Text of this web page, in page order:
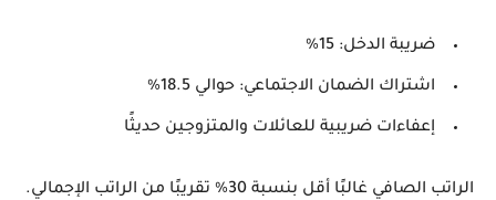
ضريبة الدخل: 15%
اشتراك الضمان الاجتماعي: حوالي 18.5%
إعفاءات ضريبية للعائلات والمتزوجين حديثًا
الراتب الصافي غالبًا أقل بنسبة 30% تقريبًا من الراتب الإجمالي.